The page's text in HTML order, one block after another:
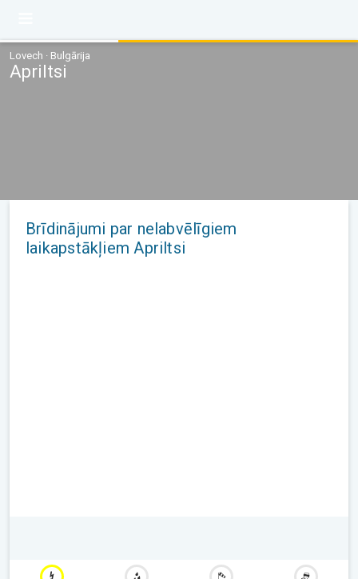
Lovech · Bulgārija
Apriltsi
Brīdinājumi par nelabvēlīgiem
laikapstākļiem Apriltsi